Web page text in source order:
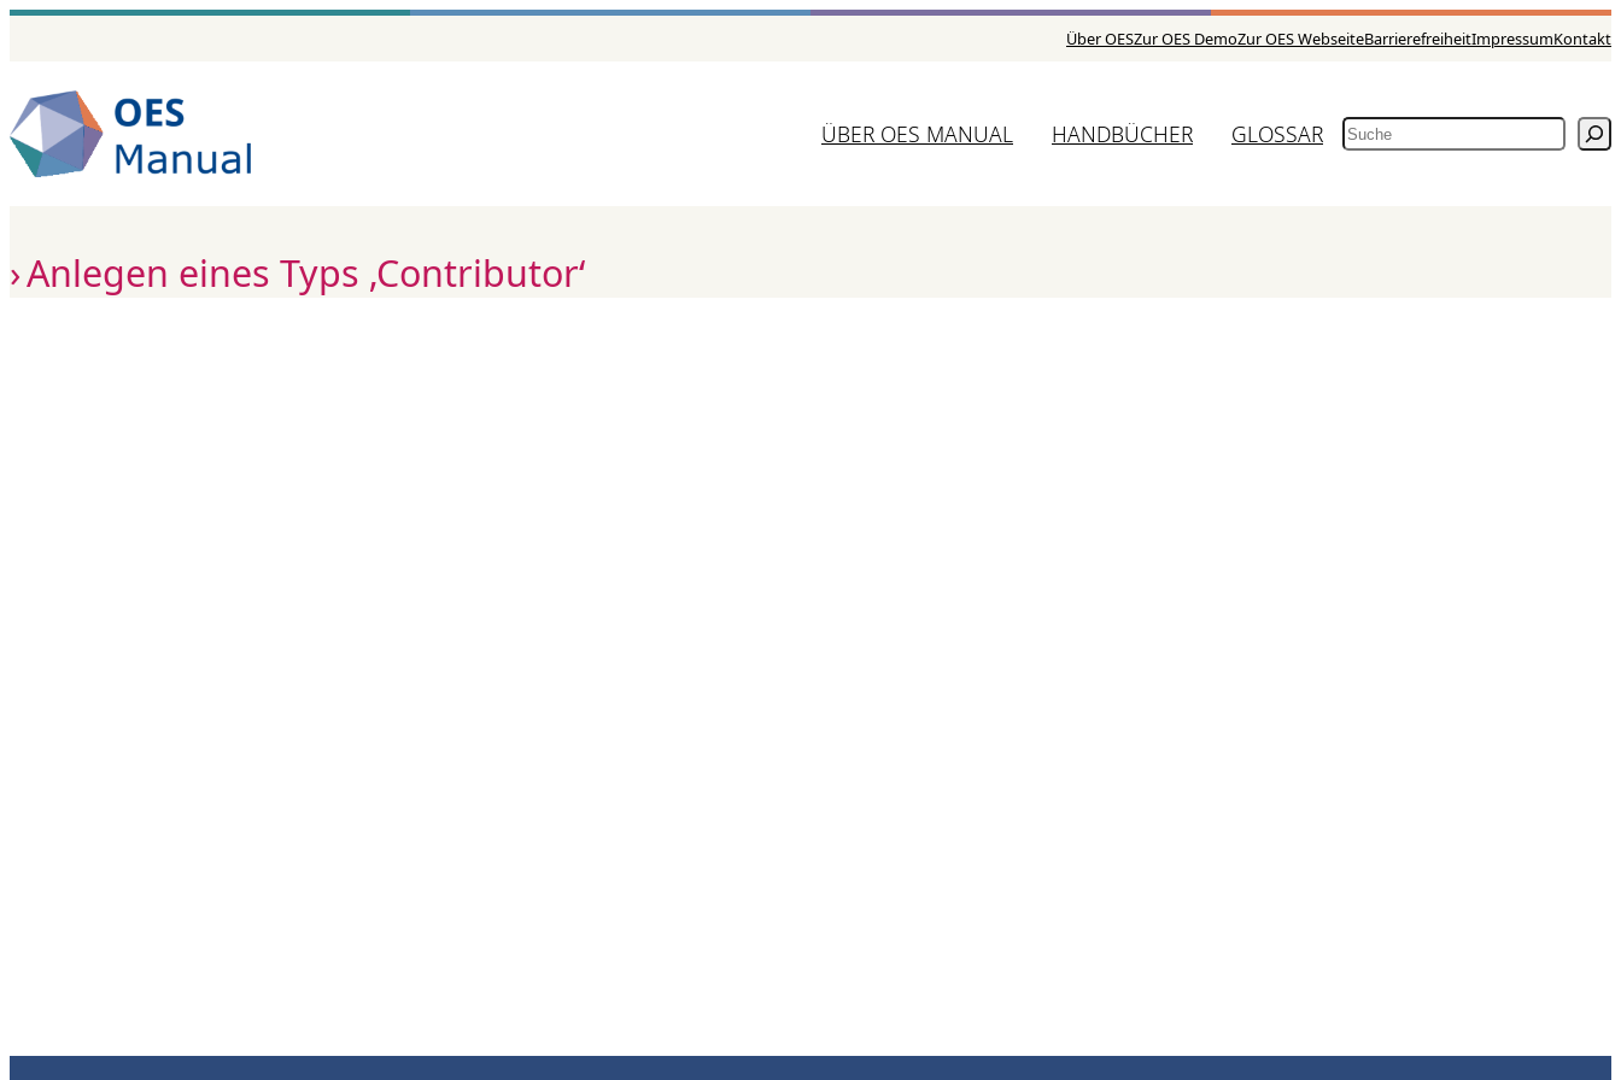
Zum
springen
Über OESZur OES DemoZur OES WebseiteBarrierefreiheitImpressumKontakt
ÜBER OES MANUAL HANDBÜCHER GLOSSAR SUCHEN
Anlegen eines Typs ‚Contributor‘